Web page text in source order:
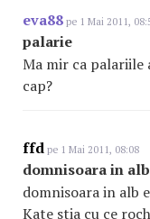
eva88 pe 1 Mai 2011,
palarie
Ma mir ca palariile
cap?
ffd pe 1 Mai 2011, 08:08
domnisoara in alb
domnisoara in alb
Kate stia cu ce